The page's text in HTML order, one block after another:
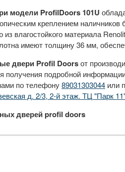
модели ProfilDoors 101U
креплением наличников
из влагостойкого материала
имеют толщину 36 мм,
двери Profil Doorsот
получения подробной
по телефону89031303044 или
д. 2/3, 2-й этаж. ТЦ "Парк
дверей profil doors